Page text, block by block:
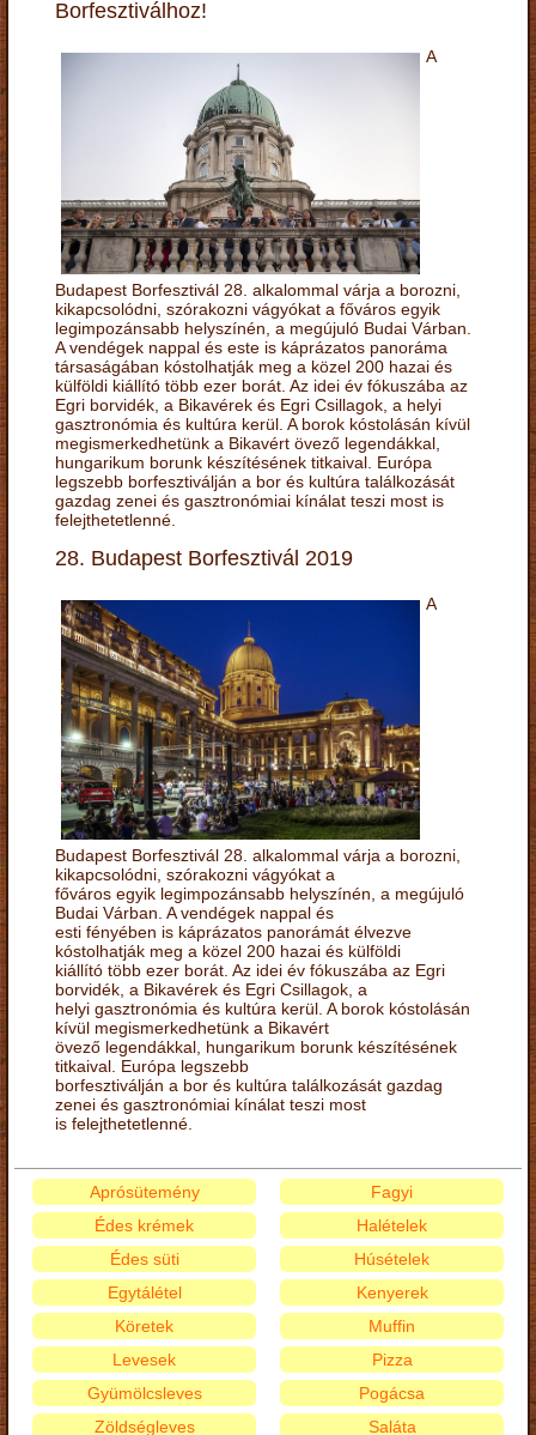
Borfesztiválhoz!
A
Budapest Borfesztivál 28. alkalommal várja a borozni,
kikapcsolódni, szórakozni vágyókat a főváros egyik
legimpozánsabb helyszínén, a megújuló Budai Várban.
A vendégek nappal és este is káprázatos panoráma
társaságában kóstolhatják meg a közel 200 hazai és
külföldi kiállító több ezer borát. Az idei év fókuszába az
Egri borvidék, a Bikavérek és Egri Csillagok, a helyi
gasztronómia és kultúra kerül. A borok kóstolásán kívül
megismerkedhetünk a Bikavért övező legendákkal,
hungarikum borunk készítésének titkaival. Európa
legszebb borfesztiválján a bor és kultúra találkozását
gazdag zenei és gasztronómiai kínálat teszi most is
felejthetetlenné.
28. Budapest Borfesztivál 2019
A
Budapest Borfesztivál 28. alkalommal várja a borozni,
kikapcsolódni, szórakozni vágyókat a
főváros egyik legimpozánsabb helyszínén, a megújuló
Budai Várban. A vendégek nappal és
esti fényében is káprázatos panorámát élvezve
kóstolhatják meg a közel 200 hazai és külföldi
kiállító több ezer borát. Az idei év fókuszába az Egri
borvidék, a Bikavérek és Egri Csillagok, a
helyi gasztronómia és kultúra kerül. A borok kóstolásán
kívül megismerkedhetünk a Bikavért
övező legendákkal, hungarikum borunk készítésének
titkaival. Európa legszebb
borfesztiválján a bor és kultúra találkozását gazdag
zenei és gasztronómiai kínálat teszi most
is felejthetetlenné.
Aprósütemény
Édes krémek
Édes süti
Egytálétel
Fagyi
Halételek
Húsételek
Kenyerek
Köretek
Levesek
Gyümölcsleves
Zöldségleves
Muffin
Pizza
Pogácsa
Saláta